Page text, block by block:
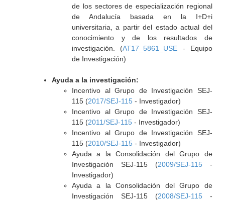
de los sectores de especialización regional
de Andalucía basada en la I+D+i
universitaria, a partir del estado actual del
conocimiento y de los resultados de
investigación. (AT17_5861_USE - Equipo
de Investigación)
Ayuda a la investigación:
Incentivo al Grupo de Investigación SEJ-
115 (2017/SEJ-115- Investigador)
Incentivo al Grupo de Investigación SEJ-
115 (2011/SEJ-115- Investigador)
Incentivo al Grupo de Investigación SEJ-
115 (2010/SEJ-115- Investigador)
Ayuda a la Consolidación del Grupo de
Investigación SEJ-115 (2009/SEJ-115-
Investigador)
Ayuda a la Consolidación del Grupo de
Investigación SEJ-115 (2008/SEJ-115-